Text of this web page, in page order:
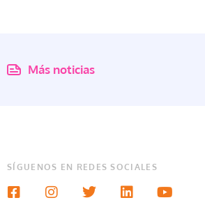
Más noticias
SÍGUENOS EN REDES SOCIALES